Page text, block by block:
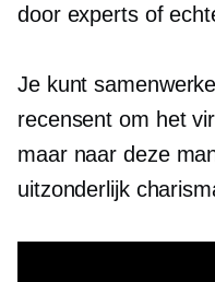
door experts of
Je kunt
recensent om het
maar naar deze
uitzonderlijk